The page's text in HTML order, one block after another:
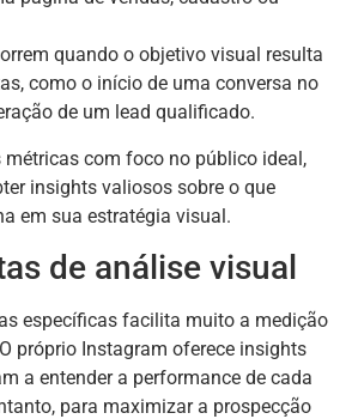
quando o objetivo visual resulta
como o início de uma conversa no
de um lead qualificado.
métricas com foco no público ideal,
insights valiosos sobre o que
em sua estratégia visual.
de análise visual
específicas facilita muito a medição
próprio Instagram oferece insights
a entender a performance de cada
para maximizar a prospecção